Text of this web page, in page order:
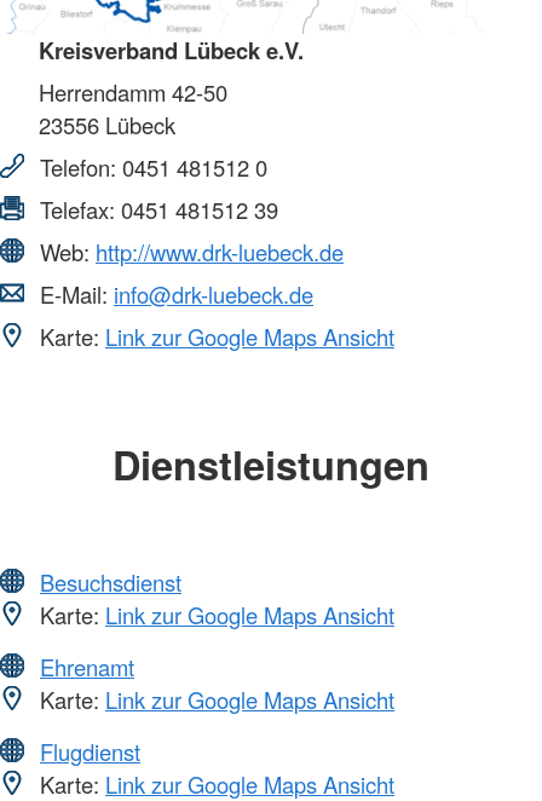
Kreisverband Lübeck e.V.
Herrendamm 42-50
23556 Lübeck
Telefon: 0451 481512 0
Telefax: 0451 481512 39
Web: http://www.drk-luebeck.de
E-Mail: info@drk-luebeck.de
Karte: Link zur Google Maps Ansicht
Dienstleistungen
Besuchsdienst
Karte: Link zur Google Maps Ansicht
Ehrenamt
Karte: Link zur Google Maps Ansicht
Flugdienst
Karte: Link zur Google Maps Ansicht